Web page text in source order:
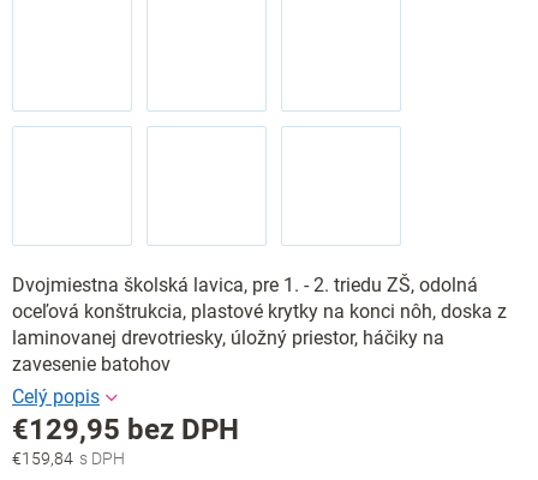
Dvojmiestna školská lavica, pre 1. - 2. triedu ZŠ, odolná
oceľová konštrukcia, plastové krytky na konci nôh, doska z
laminovanej drevotriesky, úložný priestor, háčiky na
zavesenie batohov
€159,84
€129,95 bez DPH
Jednotková